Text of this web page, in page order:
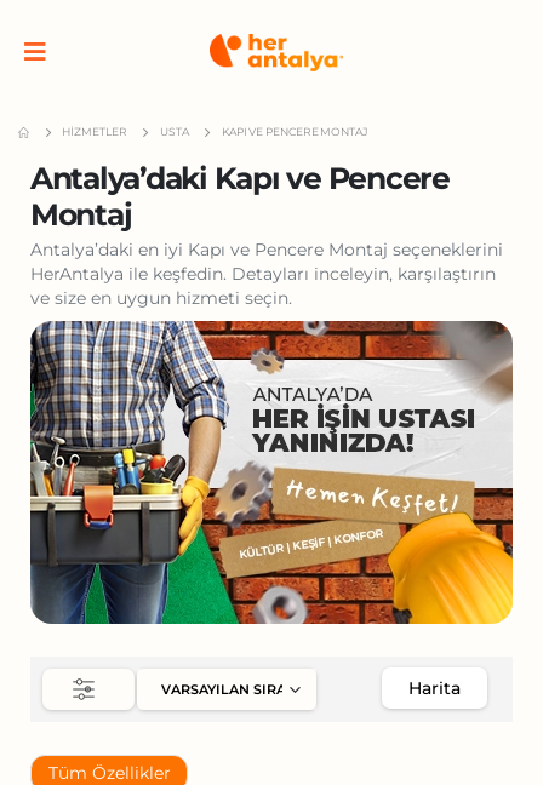
HIZMETLER USTA KAPI VE PENCERE MONTAJ
Antalya’daki Kapı ve Pencere
Montaj
Antalya’daki en iyi Kapı ve Pencere Montaj seçeneklerini
HerAntalya ile keşfedin. Detayları inceleyin, karşılaştırın
ve size en uygun hizmeti seçin.
Harita
Tüm Özellikler